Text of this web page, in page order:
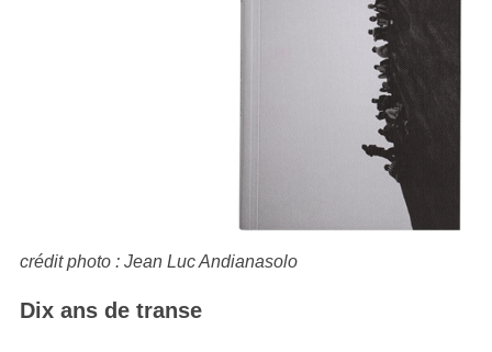
crédit photo : Jean Luc Andianasolo
Dix ans de transe